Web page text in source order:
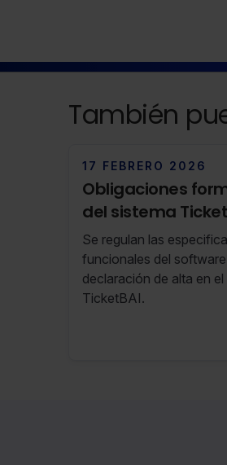
También
17 FEBRERO 2026
Obligaciones
del sistema
de Gipuzkoa
Se regulan las
funcionales del
declaración de alta en
TicketBAI.